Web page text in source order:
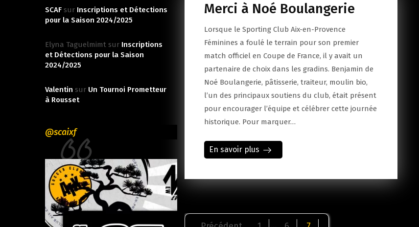
Merci à Noé Boulangerie
Lorsque le Sporting Club Aix-en-Provence
Féminines a foulé le terrain pour son premier
match officiel en Coupe de France, il y avait un
partenaire de choix dans les gradins. Benjamin de
Noé Boulangerie, pâtisserie, traiteur, moulin bio,
l’un des principaux soutiens du club, était présent
pour encourager l’équipe et célébrer cette journée
historique. Pour marquer…
En savoir plus
Pagination
SCAF sur Inscriptions et Détections
pour la Saison 2024/2025
Elyna Taguelmimt sur Inscriptions
et Détections pour la Saison
2024/2025
Valentin sur Un Tournoi Prometteur
à Rousset
@scaixf